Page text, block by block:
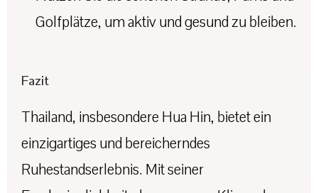
Golfplätze, um aktiv und gesund zu bleiben.
Fazit
Thailand, insbesondere Hua Hin, bietet ein
einzigartiges und bereicherndes
Ruhestandserlebnis. Mit seiner